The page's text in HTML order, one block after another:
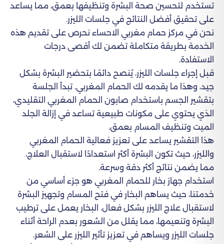
تستخدم لتحسين صحة البشرة وتنظيفها بعمق، مما يساعد
على تحقيق أفضل النتائج في جلسات الليزر.
نحن في مركز حمام مغربي الاحساء نحرص على تقديم هذه
الخدمة بطريقة متكاملة تضمن لك أقصى درجات
الاستفادة.
قبل إجراء جلسات الليزر، يُنصح دائمًا بتحضير البشرة بشكل
جيد، وهذا ما يقدمه لك الحمام المغربي. تبدأ الجلسة
بتقشير الجسم باستخدام صابون الحمام المغربي التقليدي،
الذي يحتوي على مكونات طبيعية تساعد في إزالة الجلد
الميت وتنظيف المسام بعمق.
هذا التقشير يساعد على تعزيز فعالية الحمام المغربي
والليزر، حيث تكون البشرة أكثر استعدادًا لاستقبال العلاج،
مما يضمن نتائج أكثر دقة وسرعة.
استخدام جهاز بخار للحمام المغربي هو جزء أساسي من
خدمتنا، حيث يساهم البخار في فتح المسام وتجهيز البشرة
لاستقبال علاج الليزر بشكل فعال. البخار يعمل على ترطيب
البشرة وتنعيمها، مما يقلل من الشعور بعدم الراحة أثناء
جلسات الليزر ويساهم في تعزيز تأثير الليزر على الشعر.